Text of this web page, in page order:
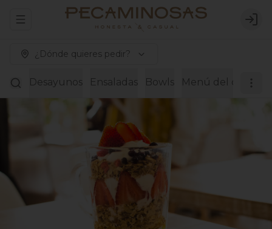
Abrir menu de navegación
¿Dónde quieres pedir?
Desayunos Ensaladas Bowls Menú del día